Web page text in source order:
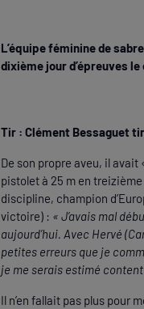
L’équipe féminine de
dixième jour d’épreuves le
Tir : Clément Bessaguet
De son propre aveu, il
pistolet à 25 m en
discipline, champion
victoire) : « J’avais mal
aujourd’hui. Avec Hervé
petites erreurs que je
je me serais estimé
Il n’en fallait pas plus pour